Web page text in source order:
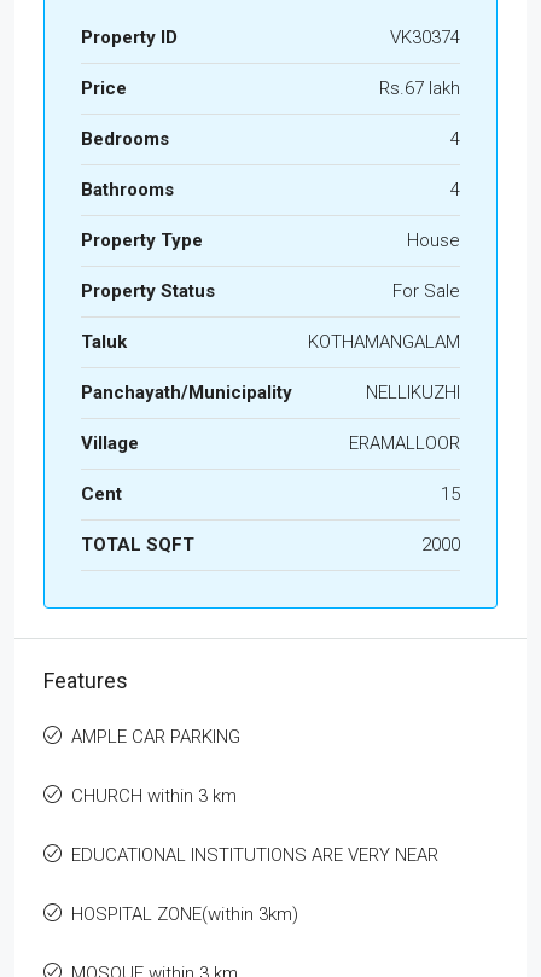
Property ID VK30374
Price Rs.67 lakh
Bedrooms 4
Bathrooms 4
Property Type House
Property Status For Sale
Taluk KOTHAMANGALAM
Panchayath/Municipality NELLIKUZHI
Village ERAMALLOOR
Cent 15
TOTAL SQFT 2000
Features
AMPLE CAR PARKING
CHURCH within 3 km
EDUCATIONAL INSTITUTIONS ARE VERY NEAR
HOSPITAL ZONE(within 3km)